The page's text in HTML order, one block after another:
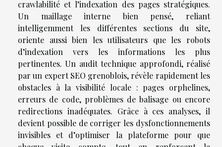
crawlabilité et l’indexation des pages stratégiques.
Un maillage interne bien pensé, reliant
intelligemment les différentes sections du site,
oriente aussi bien les utilisateurs que les robots
d’indexation vers les informations les plus
pertinentes. Un audit technique approfondi, réalisé
par un expert SEO grenoblois, révèle rapidement les
obstacles à la visibilité locale : pages orphelines,
erreurs de code, problèmes de balisage ou encore
redirections inadéquates. Grâce à ces analyses, il
devient possible de corriger les dysfonctionnements
invisibles et d’optimiser la plateforme pour que